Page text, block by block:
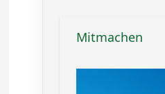
Mitmachen